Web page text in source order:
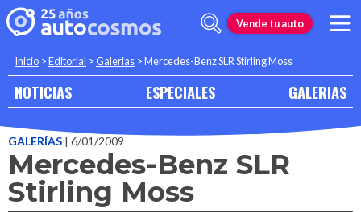
Vende tu auto
Inicio >Editorial >Galerias >Mercedes-Benz SLR Stirling Moss
NOTICIAS ESPECIALES GALERIAS
GALERÍAS | 6/01/2009
Mercedes-Benz SLR
Stirling Moss